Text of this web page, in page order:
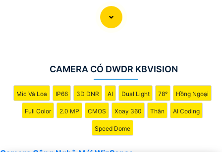
kiện ánh sáng yếu nhờ công nghệ Starlight và các tính
năng này giúp nâng cao hiệu quả giám sát và bảo vệ an
CAMERA CÓ DWDR KBVISION
Mic Và Loa IP66 3D DNR AI Dual Light 78° Hồng Ngoại
Full Color 2.0 MP CMOS Xoay 360 Thân AI Coding
Speed Dome